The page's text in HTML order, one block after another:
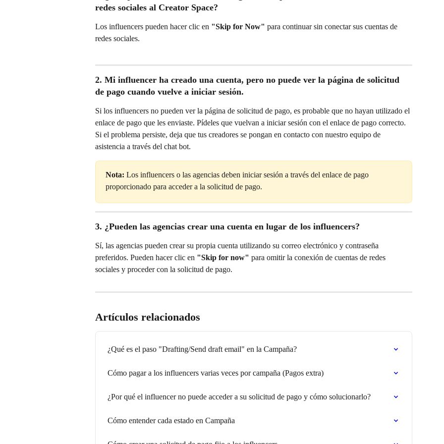
redes sociales al Creator Space?
Los influencers pueden hacer clic en "Skip for Now" para continuar sin conectar sus cuentas de
redes sociales.
2. Mi influencer ha creado una cuenta, pero no puede ver la página de solicitud
de pago cuando vuelve a iniciar sesión.
Si los influencers no pueden ver la página de solicitud de pago, es probable que no hayan utilizado el
enlace de pago que les enviaste. Pídeles que vuelvan a iniciar sesión con el enlace de pago correcto.
Si el problema persiste, deja que tus creadores se pongan en contacto con nuestro equipo de
asistencia a través del chat bot.
Nota: Los influencers o las agencias deben iniciar sesión a través del enlace de pago
proporcionado para acceder a la solicitud de pago.
3. ¿Pueden las agencias crear una cuenta en lugar de los influencers?
Sí, las agencias pueden crear su propia cuenta utilizando su correo electrónico y contraseña
preferidos. Pueden hacer clic en "Skip for now" para omitir la conexión de cuentas de redes
sociales y proceder con la solicitud de pago.
Artículos relacionados
¿Qué es el paso "Drafting/Send draft email" en la Campaña?
Cómo pagar a los influencers varias veces por campaña (Pagos extra)
¿Por qué el influencer no puede acceder a su solicitud de pago y cómo solucionarlo?
Cómo entender cada estado en Campaña